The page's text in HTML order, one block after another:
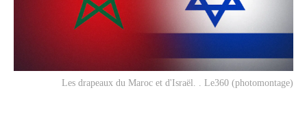
Les drapeaux du Maroc et d'Israël. . Le360 (photomontage)